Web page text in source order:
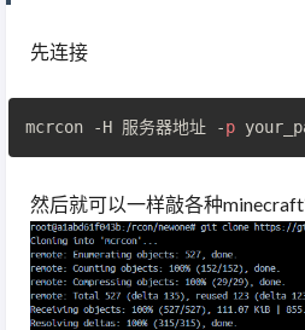
先连接
mcrcon -H 服务器地址 -p
然后就可以一样敲各种